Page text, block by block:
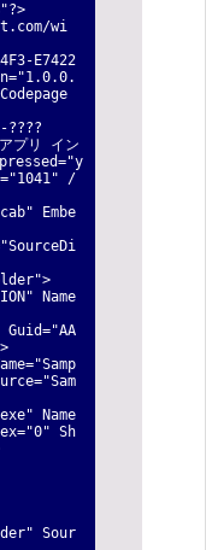
wi
E7422
プリ イン
/
Embe
Name
Name
Sh
Sour